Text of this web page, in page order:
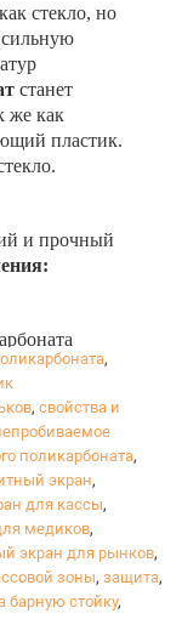
стекло, но
станет
же как
пластик.
и прочный
площадок,
авто- и
дыма;
на касках;
,
, свойства и
поликарбоната,
экран,
для кассы,
медиков,
экран для рынков,
зоны, защита,
барную стойку,